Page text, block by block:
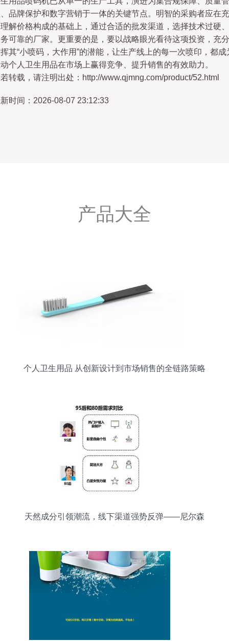
品牌保护和数字营销于一体的关键节点。明智的采购者应在充
解价格构成的基础上，通过合适的批发渠道，选择技术过硬、
可靠的厂家。更重要的是，要以战略眼光看待这项投资，充分
其“小喷码，大作用”的潜能，让生产线上的每一次喷印，都成
个人卫生用品在市场上赢得竞争、提升销售的有效助力。
转载，请注明出处：http://www.qjmng.com/product/52.html
时间：2026-08-07 23:12:33
产品大全
个人卫生用品 从创新设计到市场销售的全链路策略
天然成分引领潮流，线下渠道强势反弹——尼尔森